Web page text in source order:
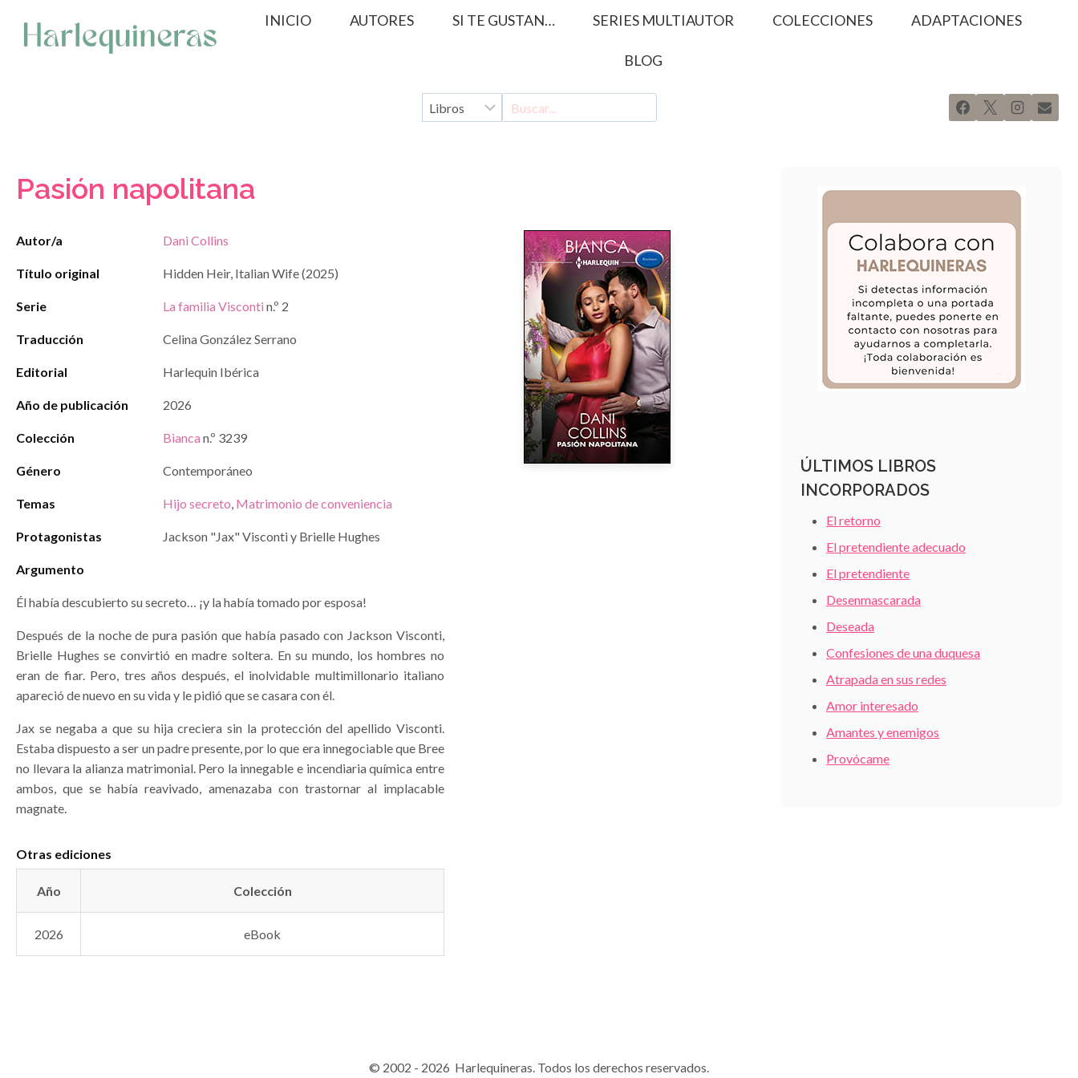
contenido
INICIO AUTORES SI TE GUSTAN… SERIES MULTIAUTOR COLECCIONES ADAPTACIONES
BLOG
Pasión napolitana
Autor/a Dani Collins
Título original Hidden Heir, Italian Wife (2025)
Serie La familia Visconti n.º 2
Traducción Celina González Serrano
Editorial Harlequin Ibérica
Año de publicación 2026
Colección Bianca n.º 3239
Género Contemporáneo
Temas Hijo secreto, Matrimonio de conveniencia
Protagonistas Jackson "Jax" Visconti y Brielle Hughes
Argumento
Él había descubierto su secreto… ¡y la había tomado por esposa!
Después de la noche de pura pasión que había pasado con Jackson Visconti,
Brielle Hughes se convirtió en madre soltera. En su mundo, los hombres no
eran de fiar. Pero, tres años después, el inolvidable multimillonario italiano
apareció de nuevo en su vida y le pidió que se casara con él.
Jax se negaba a que su hija creciera sin la protección del apellido Visconti.
Estaba dispuesto a ser un padre presente, por lo que era innegociable que Bree
no llevara la alianza matrimonial. Pero la innegable e incendiaria química entre
ambos, que se había reavivado, amenazaba con trastornar al implacable
magnate.
Otras ediciones
Año Colección
2026 eBook
ÚLTIMOS LIBROS
INCORPORADOS
El retorno
El pretendiente adecuado
El pretendiente
Desenmascarada
Deseada
Confesiones de una duquesa
Atrapada en sus redes
Amor interesado
Amantes y enemigos
Provócame
© 2002 - 2026 Harlequineras. Todos los derechos reservados.